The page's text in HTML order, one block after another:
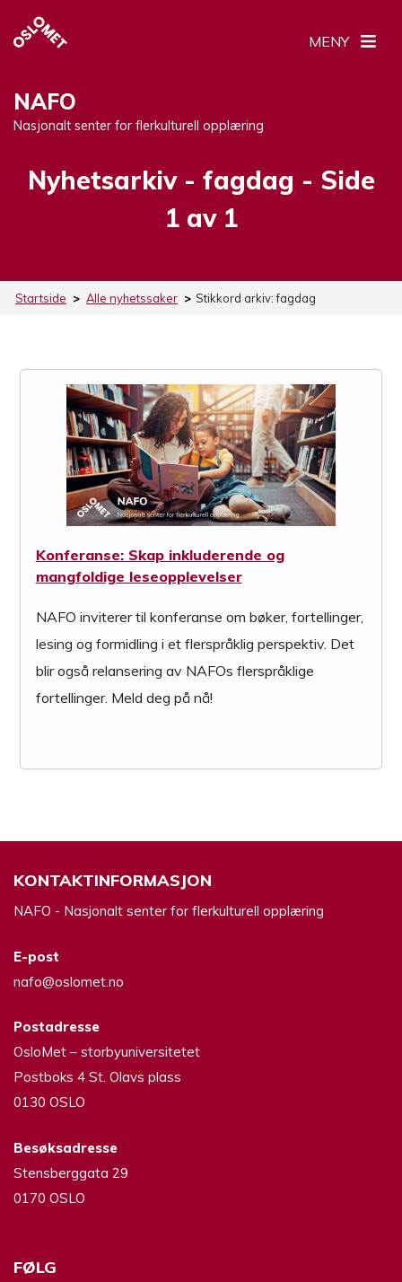
NAFO
Nasjonalt senter for flerkulturell opplæring
MENY
Nyhetsarkiv - Stikkord:
fagdag - Side
1 av 1
Startside > Alle nyhetssaker > Stikkord arkiv:fagdag
Konferanse: Skap inkluderende og
mangfoldige leseopplevelser
NAFO inviterer til konferanse om bøker, fortellinger,
lesing og formidling i et flerspråklig perspektiv. Det
blir også relansering av NAFOs flerspråklige
fortellinger. Meld deg på nå!
KONTAKTINFORMASJON
NAFO - Nasjonalt senter for flerkulturell opplæring
E-post
nafo@oslomet.no
Postadresse
OsloMet – storbyuniversitetet
Postboks 4 St. Olavs plass
0130 OSLO
Besøksadresse
Stensberggata 29
0170 OSLO
FØLG